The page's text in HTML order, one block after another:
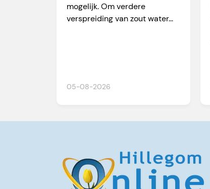
05-08-2026
mogelijk. Om verdere
verspreiding van zout water...